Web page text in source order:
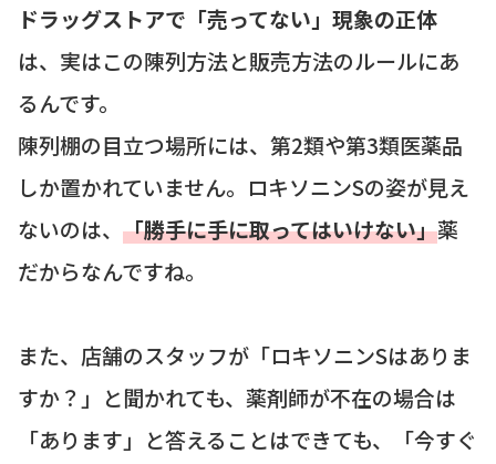
ドラッグストアで「売ってない」現象の正体
は、実はこの陳列方法と販売方法のルールにあ
るんです。
陳列棚の目立つ場所には、第2類や第3類医薬品
しか置かれていません。ロキソニンSの姿が見え
ないのは、 「勝手に手に取ってはいけない」薬
だからなんですね。
また、店舗のスタッフが「ロキソニンSはありま
すか？」と聞かれても、薬剤師が不在の場合は
「あります」と答えることはできても、「今すぐ